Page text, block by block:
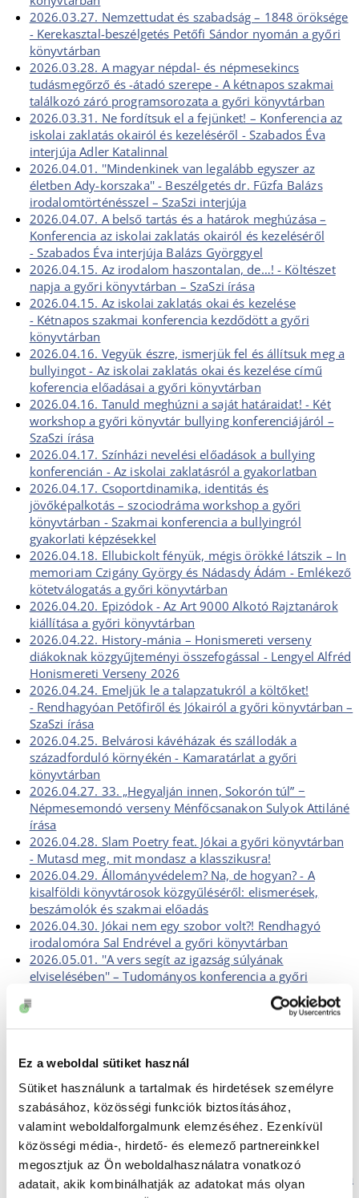
Ez a weboldal sütiket használ
Sütiket használunk a tartalmak és hirdetések személyre
szabásához, közösségi funkciók biztosításához,
valamint weboldalforgalmunk elemzéséhez. Ezenkívül
közösségi média-, hirdető- és elemező partnereinkkel
megosztjuk az Ön weboldalhasználatra vonatkozó
adatait, akik kombinálhatják az adatokat más olyan
2026.03.27. Nemzettudat és szabadság – 1848 öröksége
- Kerekasztal-beszélgetés Petőfi Sándor nyomán a győri
könyvtárban
2026.03.28. A magyar népdal- és népmesekincs
tudásmegőrző és -átadó szerepe - A kétnapos szakmai
találkozó záró programsorozata a győri könyvtárban
2026.03.31. Ne fordítsuk el a fejünket! – Konferencia az
iskolai zaklatás okairól és kezeléséről - Szabados Éva
interjúja Adler Katalinnal
2026.04.01. ''Mindenkinek van legalább egyszer az
életben Ady-korszaka'' - Beszélgetés dr. Fűzfa Balázs
irodalomtörténésszel – SzaSzi interjúja
2026.04.07. A belső tartás és a határok meghúzása –
Konferencia az iskolai zaklatás okairól és kezeléséről
- Szabados Éva interjúja Balázs Györggyel
2026.04.15. Az irodalom haszontalan, de…! - Költészet
napja a győri könyvtárban – SzaSzi írása
2026.04.15. Az iskolai zaklatás okai és kezelése
- Kétnapos szakmai konferencia kezdődött a győri
könyvtárban
2026.04.16. Vegyük észre, ismerjük fel és állítsuk meg a
bullyingot - Az iskolai zaklatás okai és kezelése című
koferencia előadásai a győri könyvtárban
2026.04.16. Tanuld meghúzni a saját határaidat! - Két
workshop a győri könyvtár bullying konferenciájáról –
SzaSzi írása
2026.04.17. Színházi nevelési előadások a bullying
konferencián - Az iskolai zaklatásról a gyakorlatban
2026.04.17. Csoportdinamika, identitás és
jövőképalkotás – szociodráma workshop a győri
könyvtárban - Szakmai konferencia a bullyingról
gyakorlati képzésekkel
2026.04.18. Ellubickolt fényük, mégis örökké látszik – In
memoriam Czigány György és Nádasdy Ádám - Emlékező
kötetválogatás a győri könyvtárban
2026.04.20. Epizódok - Az Art 9000 Alkotó Rajztanárok
kiállítása a győri könyvtárban
2026.04.22. History-mánia – Honismereti verseny
diákoknak közgyűjteményi összefogással - Lengyel Alfréd
Honismereti Verseny 2026
2026.04.24. Emeljük le a talapzatukról a költőket!
- Rendhagyóan Petőfiről és Jókairól a győri könyvtárban –
SzaSzi írása
2026.04.25. Belvárosi kávéházak és szállodák a
századforduló környékén - Kamaratárlat a győri
könyvtárban
2026.04.27. 33. „Hegyalján innen, Sokorón túl” −
Népmesemondó verseny Ménfőcsanakon Sulyok Attiláné
írása
2026.04.28. Slam Poetry feat. Jókai a győri könyvtárban
- Mutasd meg, mit mondasz a klasszikusra!
2026.04.29. Állományvédelem? Na, de hogyan? - A
kisalföldi könyvtárosok közgyűléséről: elismerések,
beszámolók és szakmai előadás
2026.04.30. Jókai nem egy szobor volt?! Rendhagyó
irodalomóra Sal Endrével a győri könyvtárban
2026.05.01. ''A vers segít az igazság súlyának
elviselésében'' – Tudományos konferencia a győri
könyvtárban Szabados Éva interjúja Oláh Andrással
2026.05.02. Fókuszban a 2026-os érettségi vizsgák - A
feladat'' SzaSzi interjúja a Bécsi Napló főszerkesztőjével,
2026.05.09. ''A jó irodalom minden időben síkra száll az
ember lelkéért'' - Szilvási Krisztián interjúja Szentmártoni
Jánossal
2026.05.12. 2x Joanna - Joanna Banek és Joanna Warchoł
képzőművészek kiállítása a győri könyvtárban
2026.05.13. Csukás István felolvasóest Ménfőcsanakon, a
Bezerédj-kastélyban - Sulyok Attiláné írása